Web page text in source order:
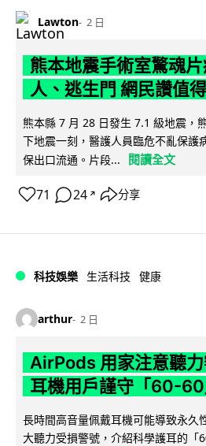
Lawton 2 日
熊本地震手術室驚魂
人、逃生門 網民讚值
熊本縣 7 月 28 日發生 7.1 級地震，
下地震一刻，醫護人員臨危不亂保護
保出口流通。片段...
閱讀全文
71 24 ↗ 分享
科技娛樂 生活科技 健康
arthur 2 日
AirPods 用家注意聽
耳機用戶謹守「60-
長時間高音量佩戴耳機可能導致永久
大聽力受損警號，介紹科學護耳的「